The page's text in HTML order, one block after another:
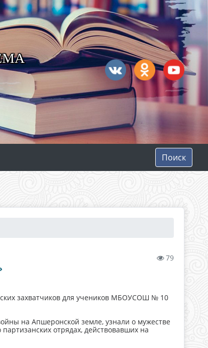
Поиск
79
захватчиков для учеников МБОУСОШ № 10
на Апшеронской земле, узнали о мужестве
отрядах, действовавших на